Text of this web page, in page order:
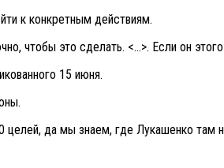
к конкретным действиям.
чтобы это сделать. <…>. Если он
15 июня.
да мы знаем, где Лукашенко там